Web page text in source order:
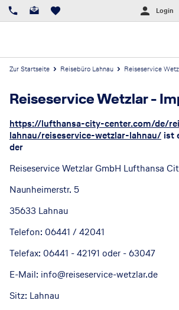
Login
Zur Startseite Reisebüro Lahnau Reiseservice
Reiseservice Wetzlar-
https://lufthansa-city-center.com/de/
lahnau/reiseservice-wetzlar-lahnau/ ist
der
Reiseservice Wetzlar GmbH Lufthansa
Naunheimerstr. 5
35633 Lahnau
Telefon: 06441 / 42041
Telefax: 06441 - 42191 oder - 63047
E-Mail: info@reiseservice-wetzlar.de
Sitz: Lahnau